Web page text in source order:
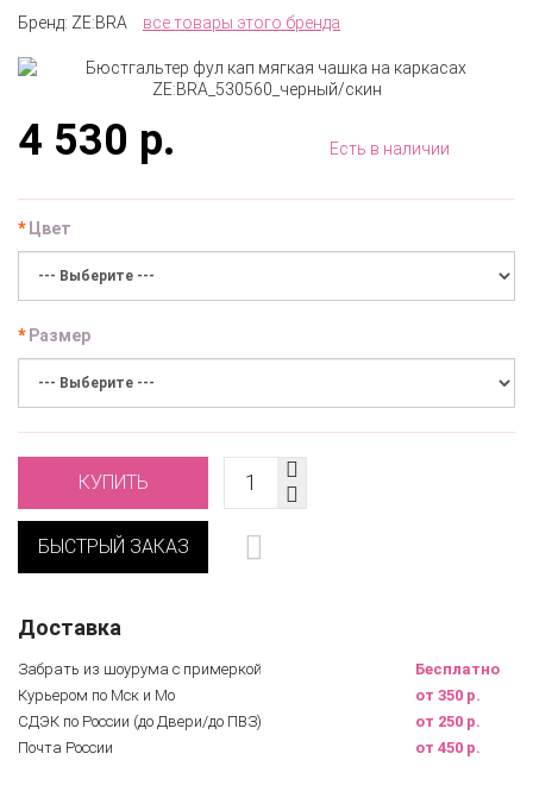
Бренд: ZE:BRA все товары этого бренда
4 530 р. Есть в наличии
Цвет
Размер
КУПИТЬ
БЫСТРЫЙ ЗАКАЗ
Доставка
Забрать из шоурума с примеркой
Бесплатно
Курьером по Мск и Мо
от 350 р.
СДЭК по России (до Двери/до ПВЗ)
от 250 р.
Почта России
от 450 р.